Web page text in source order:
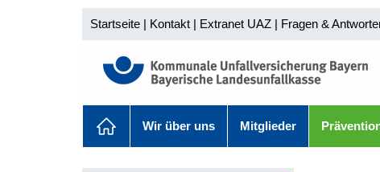
Startseite | Kontakt | Extranet UAZ | Fragen &
Wir über uns Mitglieder